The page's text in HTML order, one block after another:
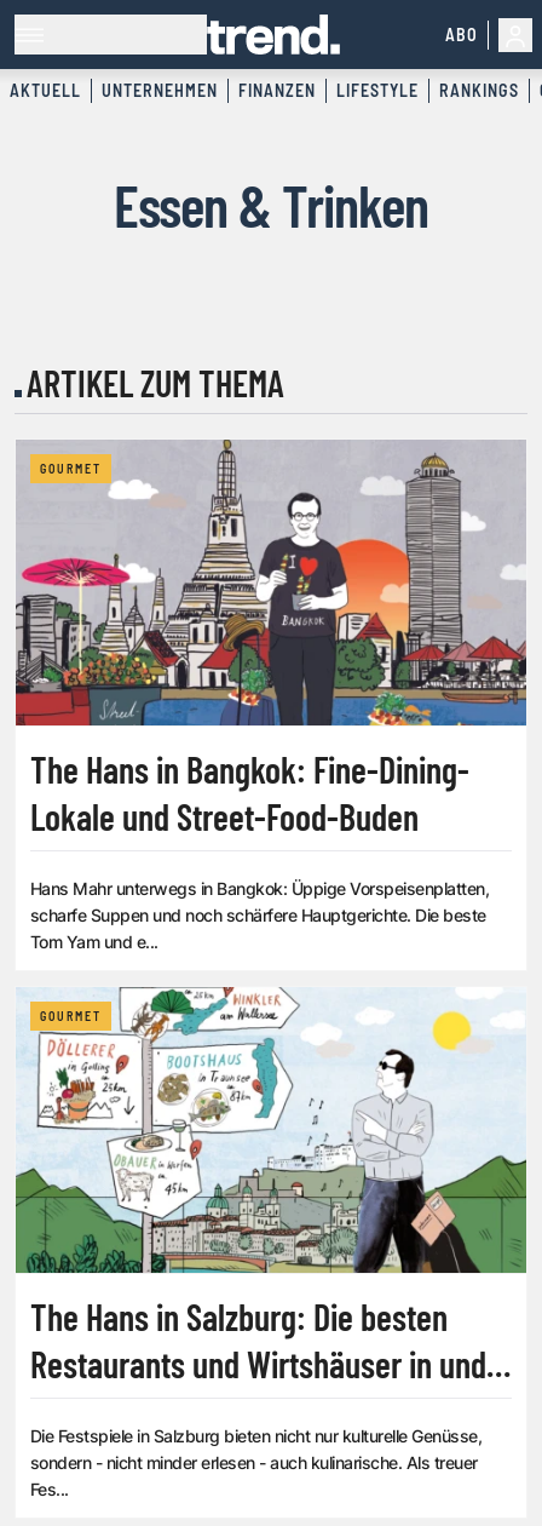
ABO
AKTUELL UNTERNEHMEN FINANZEN LIFESTYLE RANKINGS
Essen & Trinken
ARTIKEL ZUM THEMA
GOURMET
The Hans in Bangkok: Fine-Dining-
Lokale und Street-Food-Buden
Hans Mahr unterwegs in Bangkok: Üppige Vorspeisenplatten,
scharfe Suppen und noch schärfere Hauptgerichte. Die beste
Tom Yam und e...
GOURMET
The Hans in Salzburg: Die besten
Restaurants und Wirtshäuser in und
Die Festspiele in Salzburg bieten nicht nur kulturelle Genüsse,
sondern - nicht minder erlesen - auch kulinarische. Als treuer
Fes...